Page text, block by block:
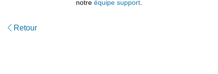
notre équipe support
Retour